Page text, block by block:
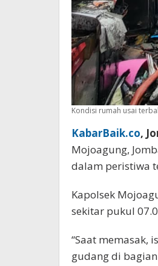
Kondisi rumah usai
KabarBaik.co,
Mojoagung,
dalam peristiwa
Kapolsek
sekitar pukul
“Saat memasak,
gudang di